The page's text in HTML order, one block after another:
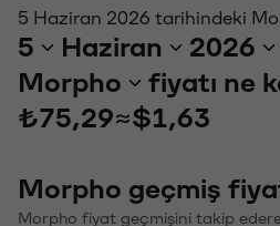
5 Haziran 2026 tarihindeki
5 Haziran 2026
Morpho
fiyatı ne
₺75,29≈$1,63
Morpho geçmiş
Morpho fiyat geçmişini takip